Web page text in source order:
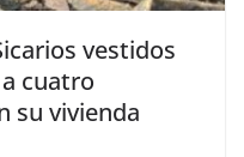
vestidos
cuatro
su vivienda